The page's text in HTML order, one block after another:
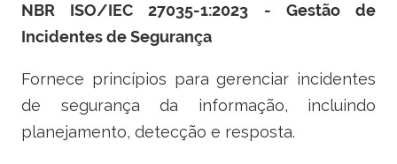
NBR ISO/IEC 27035-1:2023 - Gestão de
Incidentes de Segurança
Fornece princípios para gerenciar incidentes
de segurança da informação, incluindo
planejamento, detecção e resposta.